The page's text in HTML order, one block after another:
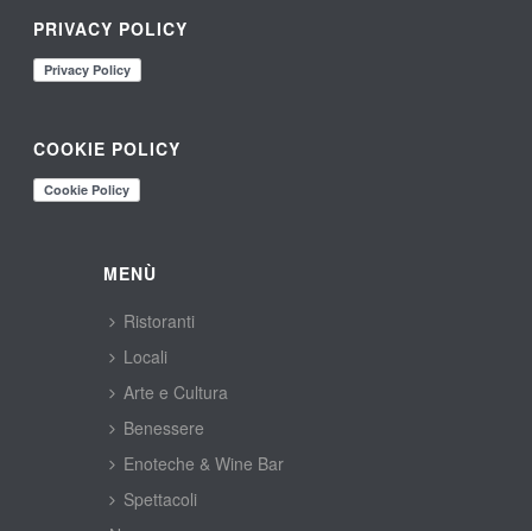
PRIVACY POLICY
COOKIE POLICY
MENÙ
Ristoranti
Locali
Arte e Cultura
Benessere
Enoteche & Wine Bar
Spettacoli